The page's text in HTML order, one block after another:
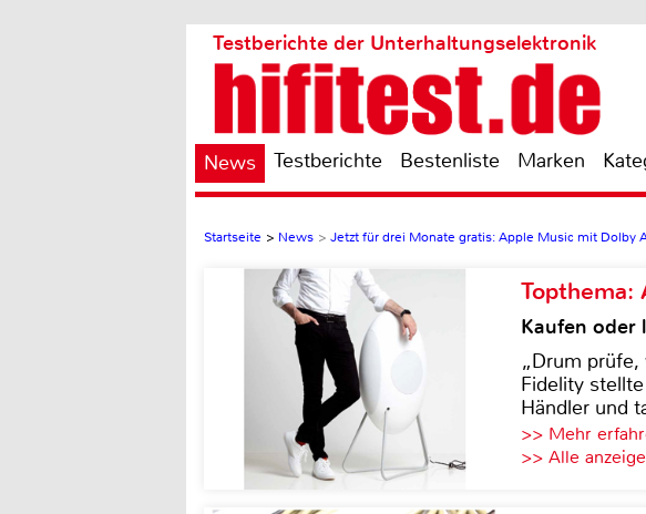
Testberichte der Unterhaltungselektronik
News Testberichte Bestenliste Marken
Startseite > News > Jetzt für drei Monate gratis: Apple Music mit Dolby
Topthema:
Kaufen oder
„Drum
Fidelity
Händler und
>> Mehr
>> Alle